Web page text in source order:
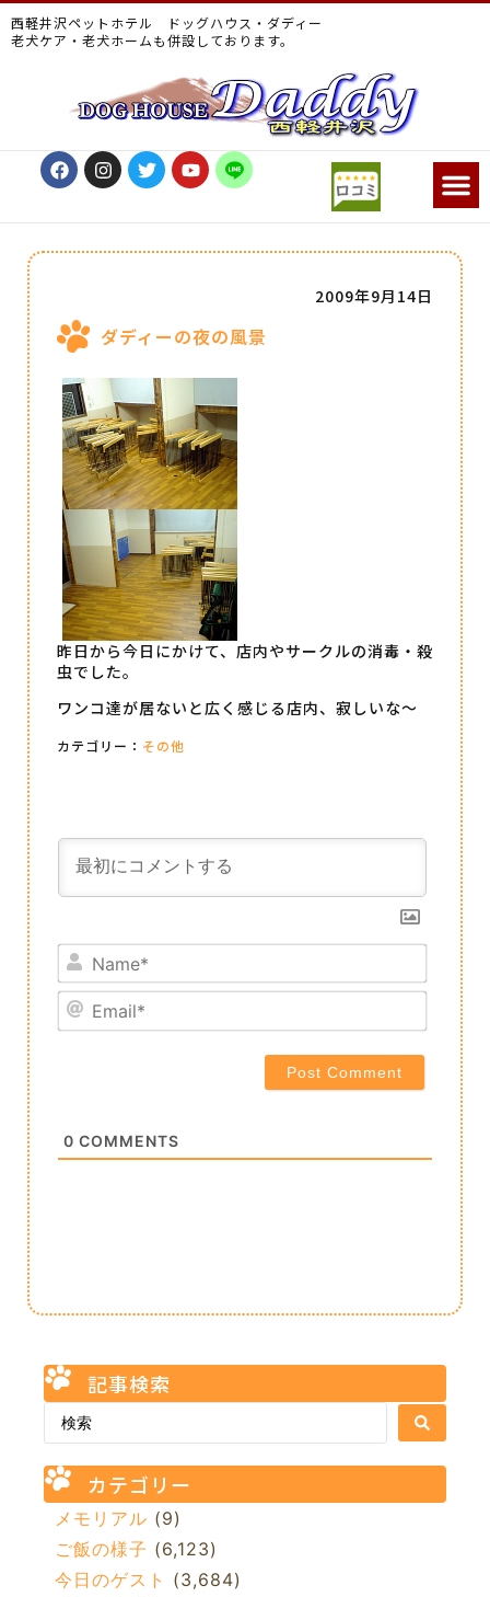
西軽井沢ペットホテル ドッグハウス・ダディー
老犬ケア・老犬ホームも併設しております。
ダディーの夜の風景
2009年9月14日
昨日から今日にかけて、店内やサークルの消毒・殺
虫でした。
ワンコ達が居ないと広く感じる店内、寂しいな～
カテゴリー： その他
Name*
Email*
0 COMMENTS
記事検索
カテゴリー
メモリアル (9)
ご飯の様子 (6,123)
今日のゲスト (3,684)